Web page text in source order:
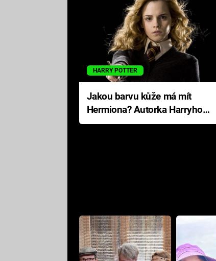
HARRY POTTER
Jakou barvu kůže má mít
Hermiona? Autorka Harryho
Pottera přišla s ráznou